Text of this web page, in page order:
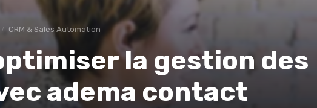
CRM & Sales Automation
la gestion des
adema contact